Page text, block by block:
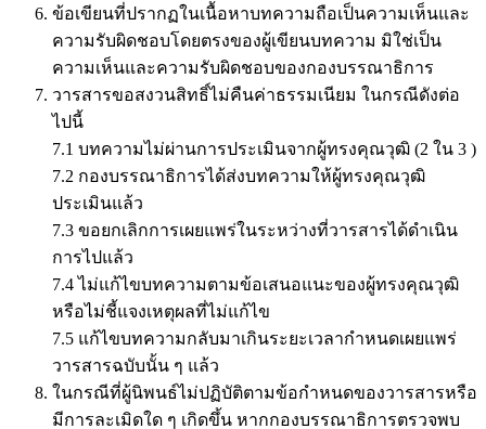
ข้อเขียนที่ปรากฏในเนื้อหาบทความถือเป็นความเห็นและ
ความรับผิดชอบโดยตรงของผู้เขียนบทความ มิใช่เป็น
ความเห็นและความรับผิดชอบของกองบรรณาธิการ
วารสารขอสงวนสิทธิ์ไม่คืนค่าธรรมเนียม ในกรณีดังต่อ
ไปนี้
7.1 บทความไม่ผ่านการประเมินจากผู้ทรงคุณวุฒิ (2 ใน 3 )
7.2 กองบรรณาธิการได้ส่งบทความให้ผู้ทรงคุณวุฒิ
ประเมินแล้ว
7.3 ขอยกเลิกการเผยแพร่ในระหว่างที่วารสารได้ดำเนิน
การไปแล้ว
7.4 ไม่แก้ไขบทความตามข้อเสนอแนะของผู้ทรงคุณวุฒิ
หรือไม่ชี้แจงเหตุผลที่ไม่แก้ไข
7.5 แก้ไขบทความกลับมาเกินระยะเวลากำหนดเผยแพร่
วารสารฉบับนั้น ๆ แล้ว
ในกรณีที่ผู้นิพนธ์ไม่ปฏิบัติตามข้อกำหนดของวารสารหรือ
มีการละเมิดใด ๆ เกิดขึ้น หากกองบรรณาธิการตรวจพบ